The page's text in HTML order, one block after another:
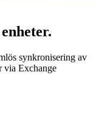
enheter.
synkronisering av
via Exchange